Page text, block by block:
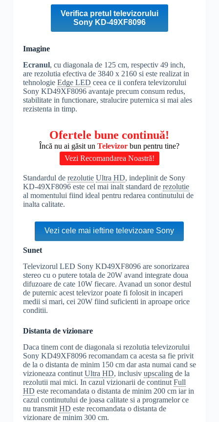
Verifica pretul televizorului
Sony KD-49XF8096
Imagine
Ecranul, cu diagonala de 125 cm, respectiv 49 inch,
are rezolutia efectiva de 3840 x 2160 si este realizat in
tehnologie Edge LED ceea ce ii confera televizorului
Sony KD49XF8096 avantaje precum consum redus,
stabilitate in functionare, stralucire puternica si mai ales
rezistenta in timp.
Ofertele bune continuă!
Încă nu ai găsit unTelevizorbun pentru tine?
Vezi Recomandarea Noastră!
Standardul de rezolutie Ultra HD, indeplinit de Sony
KD-49XF8096 este cel mai inalt standard de rezolutie
al momentului fiind ideal pentru redarea continutului de
inalta calitate.
Vezi cele mai ieftine televizoare Sony
Sunet
Televizorul LED Sony KD49XF8096 are sonorizarea
stereo cu o putere totala de 20W avand integrate doua
difuzoare de cate 10W fiecare. Avanad un sonor destul
de puternic acest televizor poate fi folosit in incaperi
medii si mari, cei 20W fiind suficienti in aproape orice
conditii.
Distanta de vizionare
Daca tinem cont de diagonala si rezolutia televizorului
Sony KD49XF8096 recomandam ca acesta sa fie privit
de la o distanta de minim 150 cm dar asta numai cand se
vizioneaza continut Ultra HD, inclusiv upscalingde la
rezolutii mai mici. In cazul vizionarii de continut Full
HD este recomandata o distanta de minim 200 cm iar in
cazul continutului de joasa calitate si a programelor ce
nu transmit HD este recomandata o distanta de
vizionare de minim 300 cm.